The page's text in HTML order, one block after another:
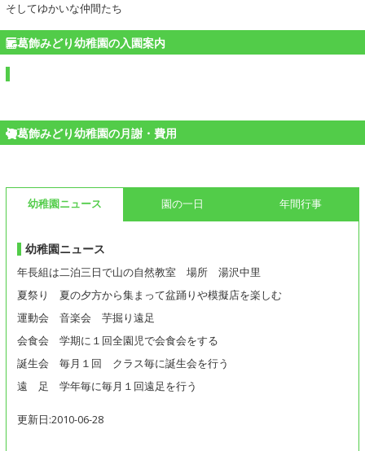
そしてゆかいな仲間たち
葛飾みどり幼稚園の入園案内
葛飾みどり幼稚園の月謝・費用
幼稚園ニュース 園の一日 年間行事
幼稚園ニュース
年長組は二泊三日で山の自然教室 場所 湯沢中里
夏祭り 夏の夕方から集まって盆踊りや模擬店を楽しむ
運動会 音楽会 芋掘り遠足
会食会 学期に１回全園児で会食会をする
誕生会 毎月１回 クラス毎に誕生会を行う
遠 足 学年毎に毎月１回遠足を行う
更新日:2010-06-28